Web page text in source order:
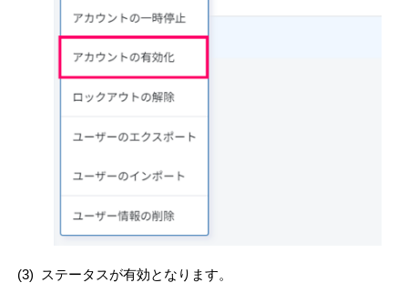
(3) ステータスが有効となります。